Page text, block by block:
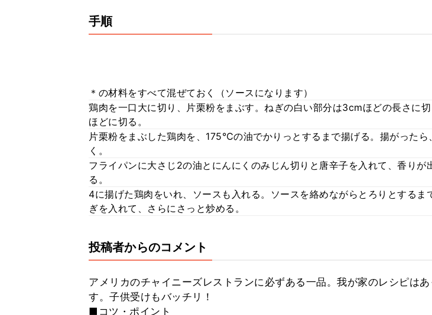
手順
＊の材料をすべて混ぜておく（ソースになります）
鶏肉を一口大に切り、片栗粉をまぶす。ねぎの白い部分は3cmほどの長さに
ほどに切る。
片栗粉をまぶした鶏肉を、175℃の油でかりっとするまで揚げる。揚がったら
く。
フライパンに大さじ2の油とにんにくのみじん切りと唐辛子を入れて、香りが
る。
4に揚げた鶏肉をいれ、ソースも入れる。ソースを絡めながらとろりとするま
ぎを入れて、さらにさっと炒める。
投稿者からのコメント
アメリカのチャイニーズレストランに必ずある一品。我が家のレシピは
す。子供受けもバッチリ！
■コツ・ポイント